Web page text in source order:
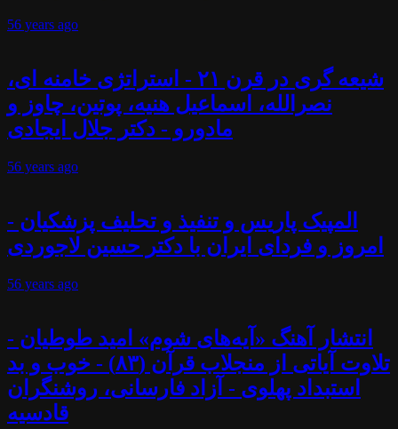
56 years ago
شیعه گری در قرن ۲۱ - استراتژی خامنه ای،
نصرالله، اسماعیل هنیه، پوتین، چاوز و
مادورو - دکتر جلال ایجادی
56 years ago
المپیک پاریس و تنفیذ و تحلیف پزشکیان -
امروز و فردای ایران با دکتر حسین لاجوردی
56 years ago
انتشار آهنگ «آیه‌های شوم» امید طوطیان -
تلاوت آیاتی از منجلاب قرآن (۸۳) - خوب و بد
استبداد پهلوی - آزاد فارسانی، روشنگران
قادسیه